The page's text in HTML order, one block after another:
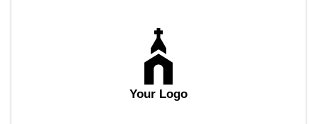
Your Logo